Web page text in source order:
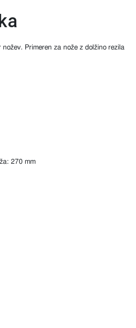
Primeren za nože z dolžino rezila
270 mm